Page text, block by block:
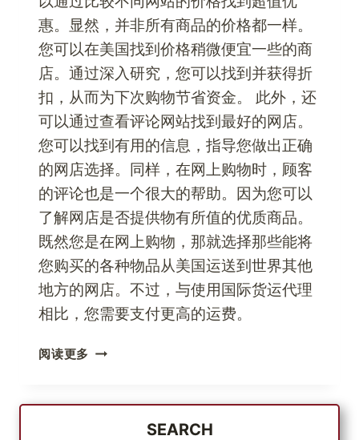
惠。显然，并非所有商品的价格都一样。
您可以在美国找到价格稍微便宜一些的商
店。通过深入研究，您可以找到并获得折
扣，从而为下次购物节省资金。 此外，还
可以通过查看评论网站找到最好的网店。
您可以找到有用的信息，指导您做出正确
的网店选择。同样，在网上购物时，顾客
的评论也是一个很大的帮助。因为您可以
了解网店是否提供物有所值的优质商品。
既然您是在网上购物，那就选择那些能将
您购买的各种物品从美国运送到世界其他
地方的网店。不过，与使用国际货运代理
相比，您需要支付更高的运费。
阅读更多 寻
上
SEARCH